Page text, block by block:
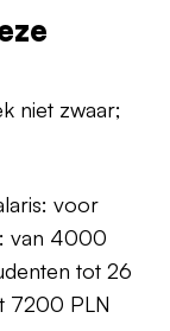
niet zwaar;
voor
van 4000
tot 26
7200 PLN